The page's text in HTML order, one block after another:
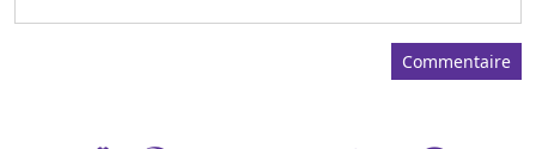
Commentaire